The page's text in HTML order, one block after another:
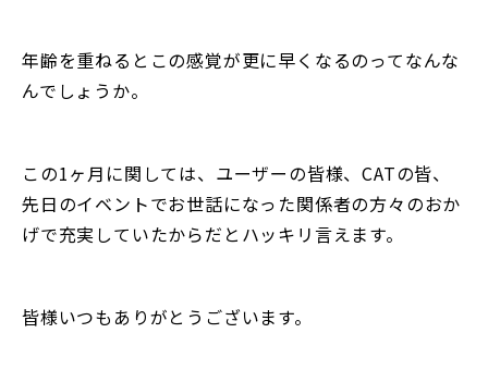
年齢を重ねるとこの感覚が更に早くなるのってなんな
んでしょうか。
この1ヶ月に関しては、ユーザーの皆様、CATの皆、
先日のイベントでお世話になった関係者の方々のおか
げで充実していたからだとハッキリ言えます。
皆様いつもありがとうございます。